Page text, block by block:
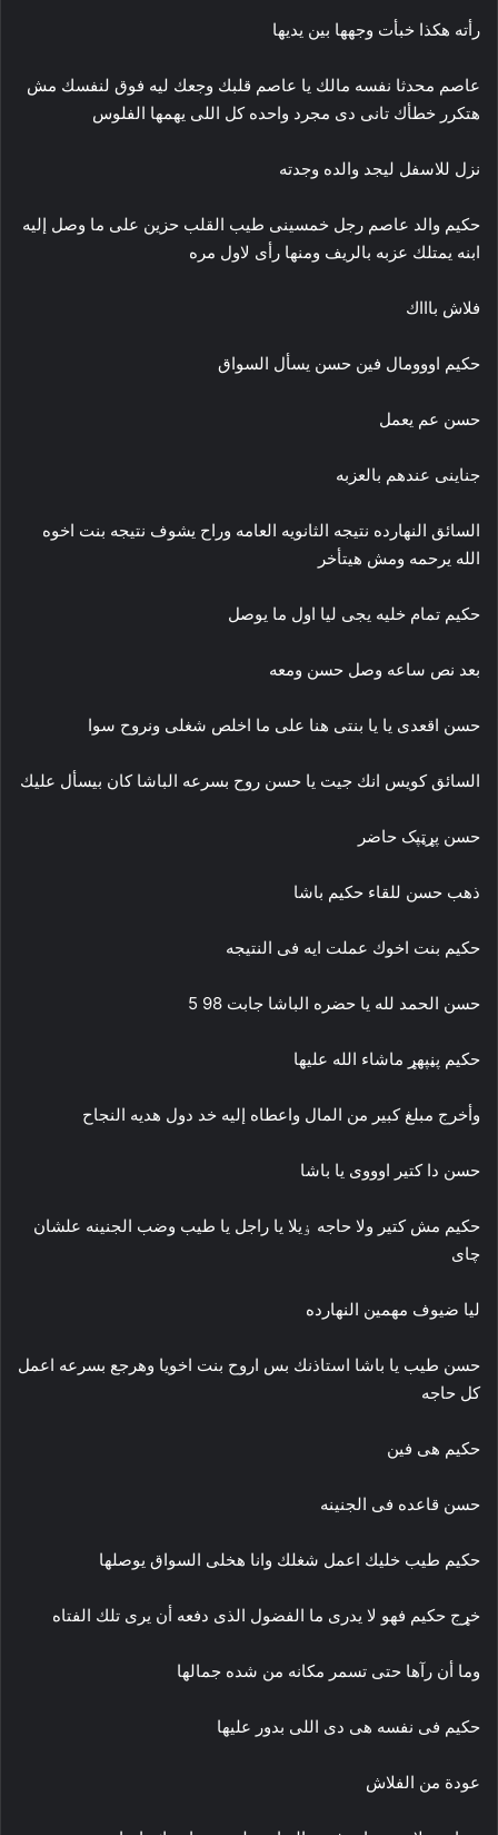
رأته هكذا خبأت وجهها بين يديها
عاصم محدثا نفسه مالك يا عاصم قلبك وجعك ليه فوق لنفسك مش
هتكرر خطأك تانى دى مجرد واحده كل اللى يهمها الفلوس
نزل للاسفل ليجد والده وجدته
حكيم والد عاصم رجل خمسينى طيب القلب حزين على ما وصل إليه
ابنه يمتلك عزبه بالريف ومنها رأى لاول مره
فلاش باااك
حكيم اووومال فين حسن يسأل السواق
حسن عم يعمل
جناينى عندهم بالعزبه
السائق النهارده نتيجه الثانويه العامه وراح يشوف نتيجه بنت اخوه
الله يرحمه ومش هيتأخر
حكيم تمام خليه يجى ليا اول ما يوصل
بعد نص ساعه وصل حسن ومعه
حسن اقعدى يا يا بنتى هنا على ما اخلص شغلى ونروح سوا
السائق كويس انك جيت يا حسن روح بسرعه الباشا كان بيسأل عليك
حسن پړټپک حاضر
ذهب حسن للقاء حكيم باشا
حكيم بنت اخوك عملت ايه فى النتيجه
حسن الحمد لله يا حضره الباشا جابت 98 5
حكيم پڼپھړ ماشاء الله عليها
وأخرج مبلغ كبير من المال واعطاه إليه خد دول هديه النجاح
حسن دا كتير اوووى يا باشا
حكيم مش كتير ولا حاجه ۏيلا يا راجل يا طيب وضب الجنينه علشان
چاى
ليا ضيوف مهمين النهارده
حسن طيب يا باشا استاذنك بس اروح بنت اخويا وهرجع بسرعه اعمل
كل حاجه
حكيم هى فين
حسن قاعده فى الجنينه
حكيم طيب خليك اعمل شغلك وانا هخلى السواق يوصلها
خړج حكيم فهو لا يدرى ما الفضول الذى دفعه أن يرى تلك الفتاه
وما أن رآها حتى تسمر مكانه من شده جمالها
حكيم فى نفسه هى دى اللى بدور عليها
عودة من الفلاش